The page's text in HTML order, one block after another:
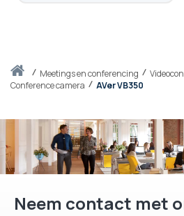
Thuismeetings en conferencing
Conference camera
AVer VB350
Neem contact met